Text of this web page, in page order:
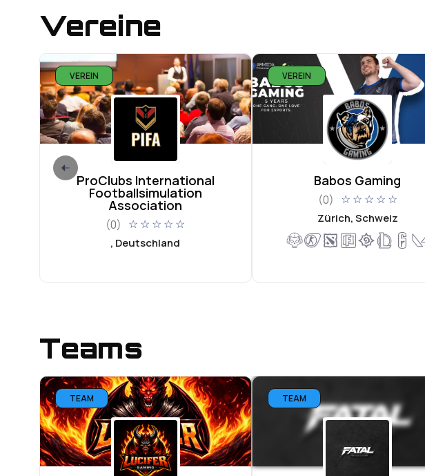
Vereine
VEREIN
ProClubs International
Footballsimulation
Association
(0) ☆ ☆ ☆ ☆ ☆
, Deutschland
VEREIN
Babos Gaming
(0) ☆ ☆ ☆ ☆ ☆
Zürich, Schweiz
Teams
TEAM TEAM